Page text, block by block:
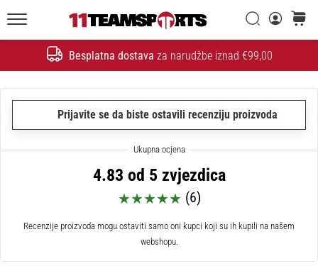
Besplatna dostava za narudžbe iznad €99,00
Traži
Traži
•
Dinamo
i
11teamsports
potpisali
11teamsports
dvogodišnje
Prijavite se da biste ostavili recenziju proizvoda
4.83 od 5 zvjezdica
(6)
Recenzije proizvoda mogu ostaviti samo oni kupci koji su ih kupili na našem
webshopu.